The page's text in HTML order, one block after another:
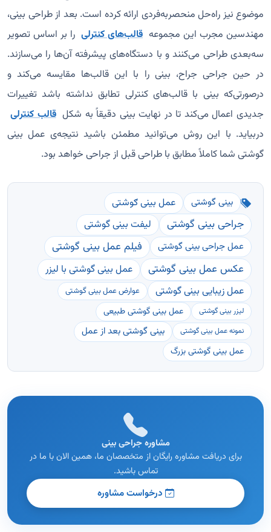
موضوع نیز راه‌حل منحصربه‌فردی ارائه کرده است. بعد از طراحی بینی،
مهندسین مجرب این مجموعه قالب‌های کنترلی را بر اساس تصویر
سه‌بعدی طراحی می‌کنند و با دستگاه‌های پیشرفته آن‌ها را می‌سازند.
در حین جراحی جراح، بینی را با این قالب‌ها مقایسه می‌کند و
درصورتی‌که بینی با قالب‌های کنترلی تطابق نداشته باشد تغییرات
جدیدی اعمال می‌کند تا در نهایت بینی دقیقاً به شکل قالب کنترلی
دربیاید. با این روش می‌توانید مطمئن باشید نتیجه‌ی عمل بینی
گوشتی شما کاملاً مطابق با طراحی قبل از جراحی خواهد بود.
بینی گوشتی عمل بینی ګوشتی
جراحی بینی گوشتی لیفت بینی گوشتی
عمل جراحی بینی گوشتی
فیلم عمل بینی گوشتی
عکس عمل بینی گوشتی
عمل بینی گوشتی با لیزر
عمل زیبایی بینی گوشتی
عوارض عمل بینی گوشتی
لیزر بینی گوشتی عمل بینی گوشتی طبیعی
نمونه عمل بینی گوشتی بینی گوشتی بعد از عمل
عمل بینی گوشتی بزرگ
مشاوره جراحی بینی
برای دریافت مشاوره رایگان از متخصصان ما، همین الان با ما در
تماس باشید.
درخواست مشاوره